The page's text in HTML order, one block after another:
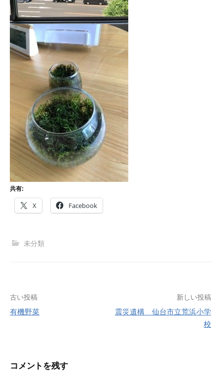
共有:
X Facebook
未分類
投
稿
ゲ
古い投稿
有機野菜
新しい投稿
震災遺構 仙台市立荒浜小学
校
コメントを残す